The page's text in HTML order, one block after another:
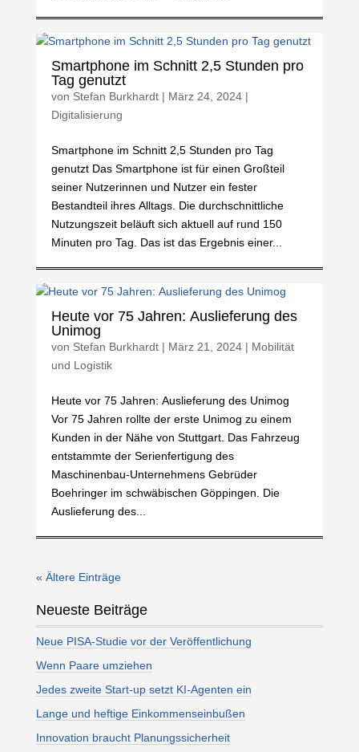
Smartphone im Schnitt 2,5 Stunden pro
Tag genutzt
von Stefan Burkhardt| März 24, 2024|
Digitalisierung
Smartphone im Schnitt 2,5 Stunden pro Tag
genutzt Das Smartphone ist für einen Großteil
seiner Nutzerinnen und Nutzer ein fester
Bestandteil ihres Alltags. Die durchschnittliche
Nutzungszeit beläuft sich aktuell auf rund 150
Minuten pro Tag. Das ist das Ergebnis einer...
Heute vor 75 Jahren: Auslieferung des
Unimog
von Stefan Burkhardt| März 21, 2024| Mobilität
und Logistik
Heute vor 75 Jahren: Auslieferung des Unimog
Vor 75 Jahren rollte der erste Unimog zu einem
Kunden in der Nähe von Stuttgart. Das Fahrzeug
entstammte der Serienfertigung des
Maschinenbau-Unternehmens Gebrüder
Boehringer im schwäbischen Göppingen. Die
Auslieferung des...
« Ältere Einträge
Neueste Beiträge
Neue PISA-Studie vor der Veröffentlichung
Wenn Paare umziehen
Jedes zweite Start-up setzt KI-Agenten ein
Lange und heftige Einkommenseinbußen
Innovation braucht Planungssicherheit